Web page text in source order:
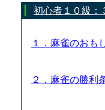
初心者１０級：
１．麻雀のおも
２．麻雀の勝利